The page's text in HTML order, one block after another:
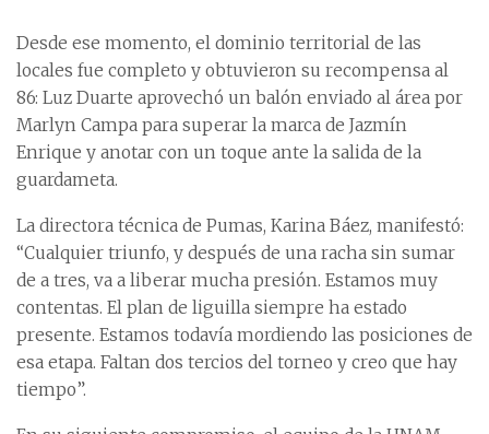
Desde ese momento, el dominio territorial de las
locales fue completo y obtuvieron su recompensa al
86: Luz Duarte aprovechó un balón enviado al área por
Marlyn Campa para superar la marca de Jazmín
Enrique y anotar con un toque ante la salida de la
guardameta.
La directora técnica de Pumas, Karina Báez, manifestó:
“Cualquier triunfo, y después de una racha sin sumar
de a tres, va a liberar mucha presión. Estamos muy
contentas. El plan de liguilla siempre ha estado
presente. Estamos todavía mordiendo las posiciones de
esa etapa. Faltan dos tercios del torneo y creo que hay
tiempo”.